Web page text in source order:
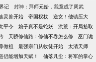
记
封神：拜师元始，我竟成了周武
灵兽开始 帝国权杖
逆女！他镇压大
平令 娘子真不是蛇妖
洪荒：开局拾取
天骄修仙路：修仙不卷怎么修
巫门诡
做祖 最强宗门从收徒开始
太清天师
侣能增加天赋！
仙落凡尘：将军的掌心